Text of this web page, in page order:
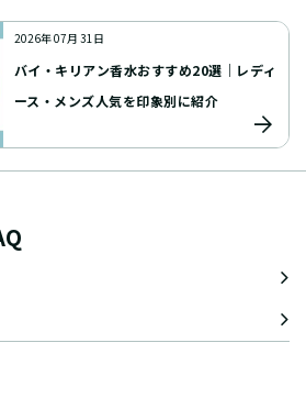
2026年 07月 31日
バイ・キリアン香水おすすめ20選｜レディ
ース・メンズ人気を印象別に紹介